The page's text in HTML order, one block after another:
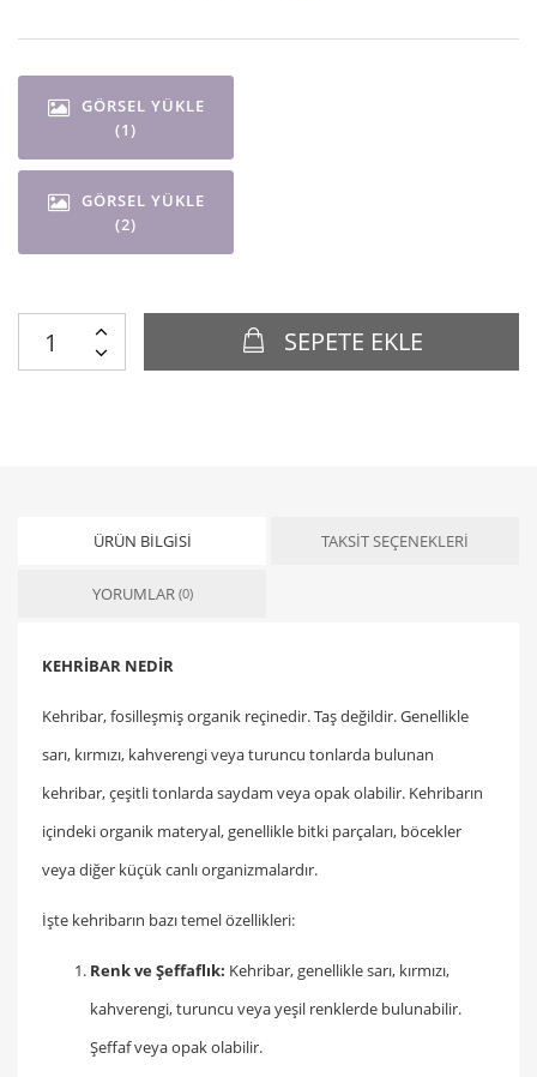
GÖRSEL YÜKLE
(1)
GÖRSEL YÜKLE
(2)
SEPETE EKLE
ÜRÜN BILGISI TAKSIT SEÇENEKLERI
YORUMLAR (0)
KEHRİBAR NEDİR
Kehribar, fosilleşmiş organik reçinedir. Taş değildir. Genellikle
sarı, kırmızı, kahverengi veya turuncu tonlarda bulunan
kehribar, çeşitli tonlarda saydam veya opak olabilir. Kehribarın
içindeki organik materyal, genellikle bitki parçaları, böcekler
veya diğer küçük canlı organizmalardır.
İşte kehribarın bazı temel özellikleri:
Renk ve Şeffaflık: Kehribar, genellikle sarı, kırmızı,
kahverengi, turuncu veya yeşil renklerde bulunabilir.
Şeffaf veya opak olabilir.